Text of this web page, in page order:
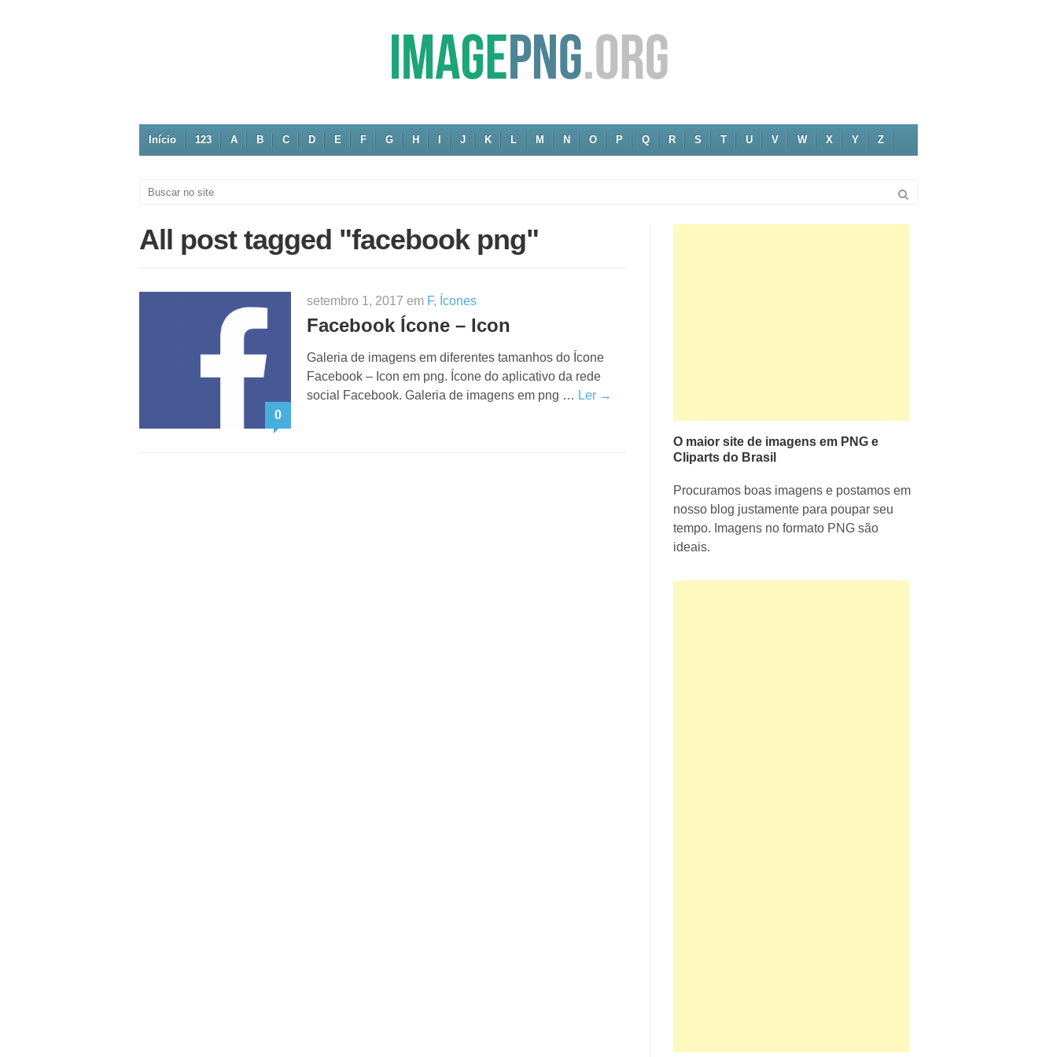
Início 123 A B C D E F G H J K L M N O P Q R S T U V W X Y Z
All post tagged "facebook png"
0
setembro 1, 2017 em F, Ícones
Facebook Ícone – Icon
Galeria de imagens em diferentes tamanhos do Ícone
Facebook – Icon em png. Ícone do aplicativo da rede
social Facebook. Galeria de imagens em png … Ler →
O maior site de imagens em PNG e
Cliparts do Brasil
Procuramos boas imagens e postamos em
nosso blog justamente para poupar seu
tempo. Imagens no formato PNG são
ideais.